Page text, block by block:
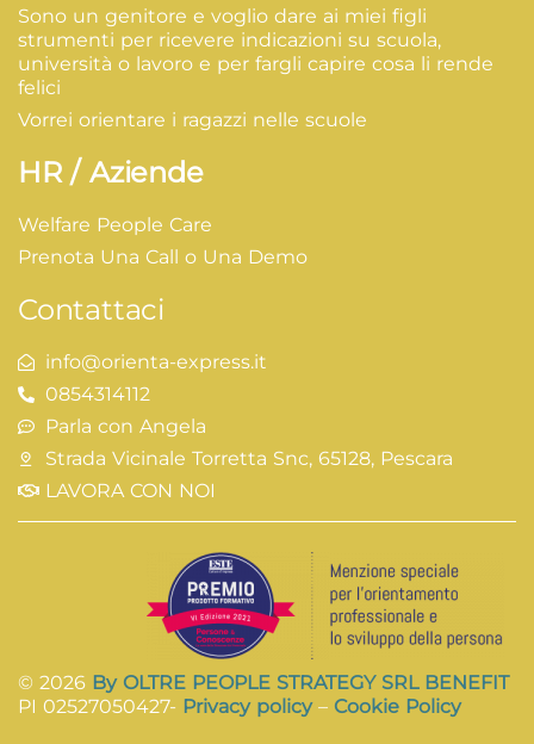
Sono un genitore e voglio dare ai miei figli
strumenti per ricevere indicazioni su scuola,
università o lavoro e per fargli capire cosa li rende
felici
Vorrei orientare i ragazzi nelle scuole
HR / Aziende
Welfare People Care
Prenota Una Call o Una Demo
Contattaci
info@orienta-express.it
0854314112
Parla con Angela
Strada Vicinale Torretta Snc, 65128, Pescara
LAVORA CON NOI
© 2026 By OLTRE PEOPLE STRATEGY SRL BENEFIT
PI 02527050427- Privacy policy– Cookie Policy